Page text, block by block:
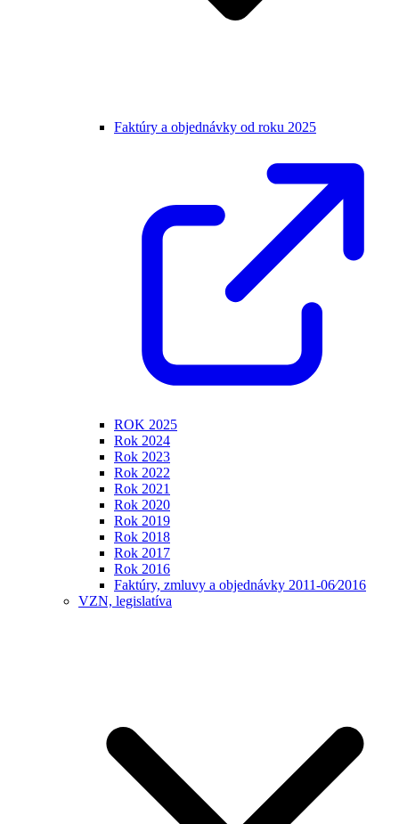
Faktúry a objednávky od roku 2025
ROK 2025
Rok 2024
Rok 2023
Rok 2022
Rok 2021
Rok 2020
Rok 2019
Rok 2018
Rok 2017
Rok 2016
Faktúry, zmluvy a objednávky 2011-06⁄2016
VZN, legislatíva